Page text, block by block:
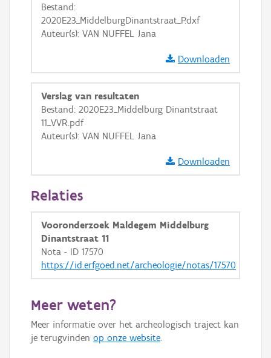
Basis Lagen
OSM-Basiskaart
GRB-Basiskaart
GRB-Basiskaart in grijswaarden
Bestand:
2020E23_MiddelburgDinantstraat_P.dxf
Auteur(s): VAN NUFFEL Jana
Downloaden
Verslag van resultaten
Bestand: 2020E23_Middelburg Dinantstraat
11_VVR.pdf
Auteur(s): VAN NUFFEL Jana
Downloaden
Relaties
Vooronderzoek Maldegem Middelburg
Dinantstraat 11
Nota - ID 17570
https://id.erfgoed.net/archeologie/notas/17570
Meer weten?
Meer informatie over het archeologisch traject kan
je terugvinden op onze website.